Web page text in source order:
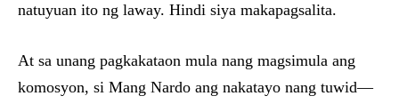
natuyuan ito ng laway. Hindi siya makapagsalita.
At sa unang pagkakataon mula nang magsimula ang
komosyon, si Mang Nardo ang nakatayo nang tuwid—